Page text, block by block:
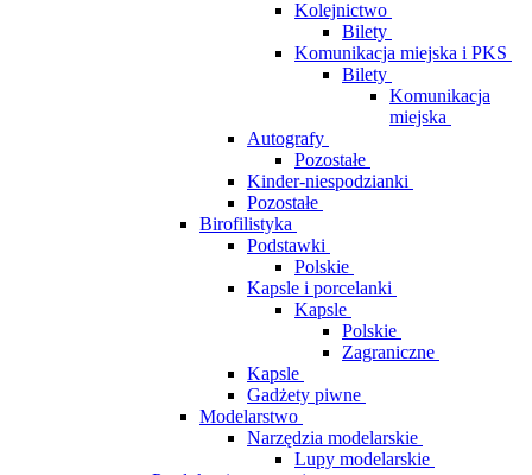
Kolejnictwo
Bilety
Komunikacja miejska i PKS
Bilety
Komunikacja
miejska
Autografy
Pozostałe
Kinder-niespodzianki
Pozostałe
Birofilistyka
Podstawki
Polskie
Kapsle i porcelanki
Kapsle
Polskie
Zagraniczne
Kapsle
Gadżety piwne
Modelarstwo
Narzędzia modelarskie
Lupy modelarskie